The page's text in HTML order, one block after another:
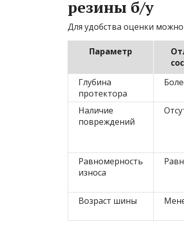
резины б/у
Для удобства оценки
Параметр
Глубина
протектора
Наличие
повреждений
Равномерность
износа
Возраст шины